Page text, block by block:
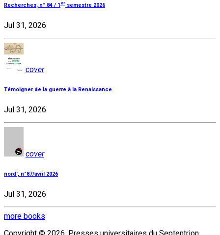
Recherches, n° 84 / 1 er semestre 2026
Jul 31, 2026
cover
Témoigner de la guerre à la Renaissance
Jul 31, 2026
cover
nord', n°87/avril 2026
Jul 31, 2026
more books